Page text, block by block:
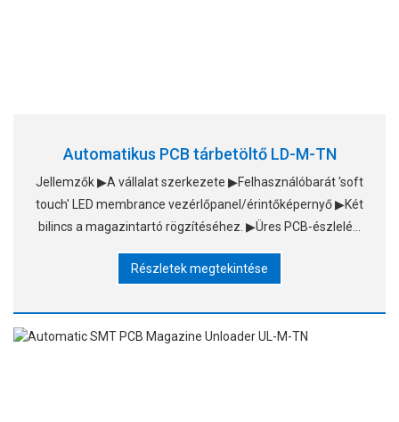
Automatikus PCB tárbetöltő LD-M-TN
Jellemzők ▶A vállalat szerkezete ▶Felhasználóbarát 'soft
touch' LED membrance vezérlőpanel/érintőképernyő ▶Két
bilincs a magazintartó rögzítéséhez. ▶Üres PCB-észlelés.
Részletek megtekintése